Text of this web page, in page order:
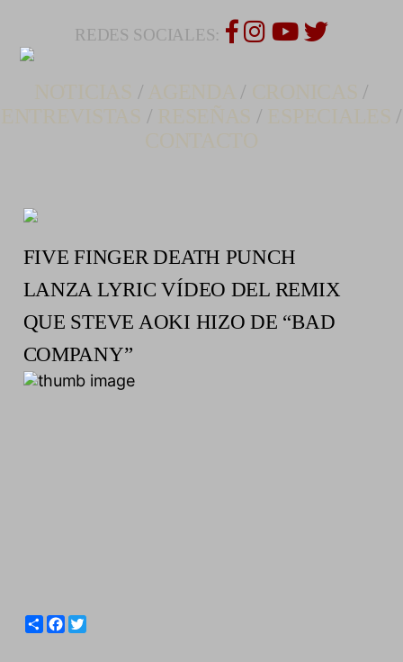
REDES SOCIALES:
/ /
/
/ /
/
FIVE FINGER DEATH PUNCH
LANZA LYRIC VÍDEO DEL REMIX
QUE STEVE AOKI HIZO DE “BAD
COMPANY”
S
h
F
a
T
w